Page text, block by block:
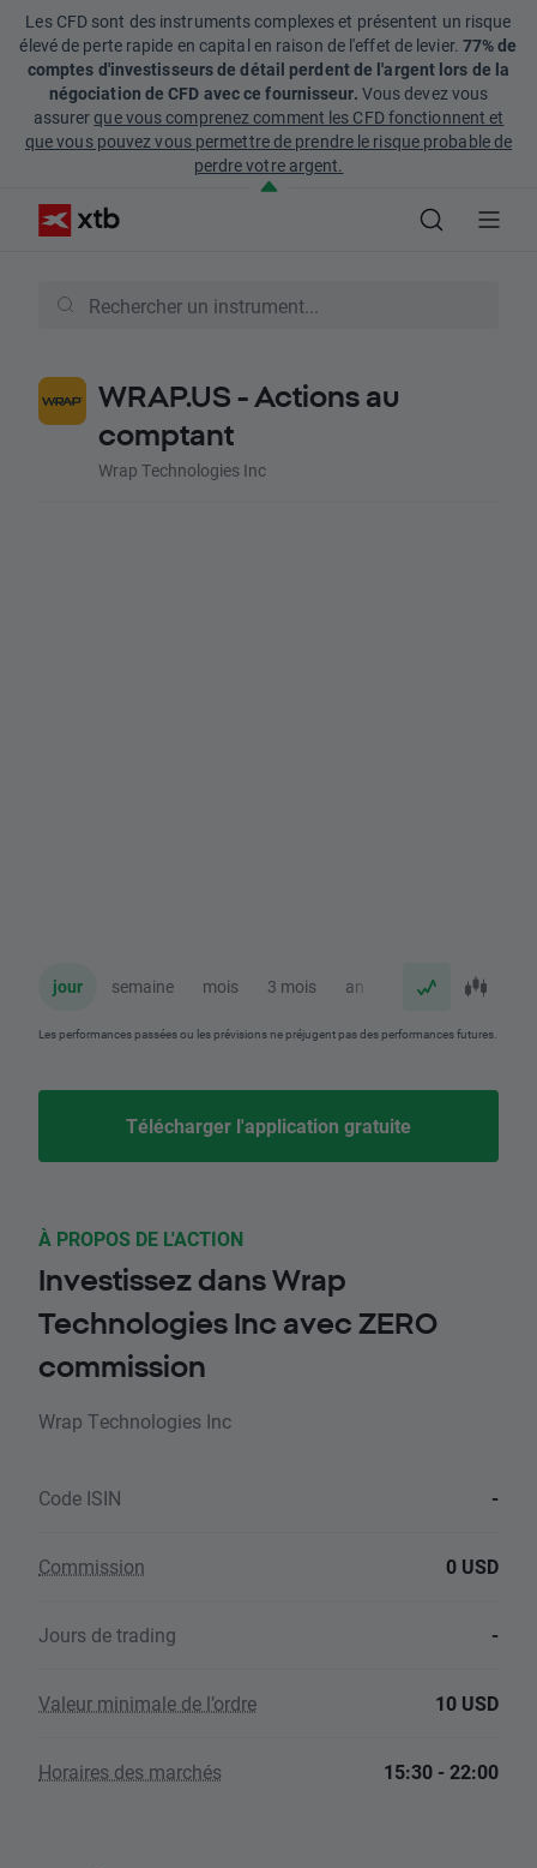
Les CFD sont des instruments complexes et présentent un risque
élevé de perte rapide en capital en raison de l'effet de levier. 77% de
comptes d'investisseurs de détail perdent de l'argent lors de la
négociation de CFD avec ce fournisseur. Vous devez vous
assurerque vous comprenez comment les CFD fonctionnent et
que vous pouvez vous permettre de prendre le risque probable de
perdre votre argent.
WRAP.US - Actions au
comptant
Wrap Technologies Inc
jour semaine mois 3 mois an
Les performances passées ou les prévisions ne préjugent pas des performances futures.
Télécharger l'application gratuite
À PROPOS DE L'ACTION
Investissez dans Wrap
Technologies Inc avec ZERO
commission
Wrap Technologies Inc
Code ISIN -
Commission 0 USD
Jours de trading -
Valeur minimale de l’ordre 10 USD
Horaires des marchés 15:30 - 22:00